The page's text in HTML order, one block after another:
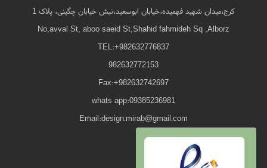
کرج،میدان شهید فهمیده،خیابان ابوسعید،نبش خیابان چگینی، پلاک 1
No,avval St, aboo saeid St,Shahid fahmideh Sq ,Alborz
TEL:+982632776837
982632772153
Fax:+982632742697
whats app:09385236981
Email:design.mirab@gmail.com